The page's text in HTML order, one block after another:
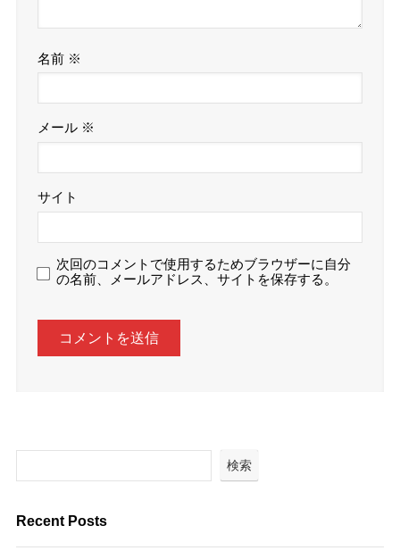
名前 ※
メール ※
サイト
次回のコメントで使用するためブラウザーに自分
の名前、メールアドレス、サイトを保存する。
検索
Recent Posts